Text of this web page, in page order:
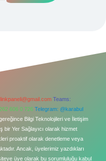
Teams:
606 0 726 Telegram: @karabul
Bilgi Teknolojileri ve İletişim
bir Yer Sağlayıcı olarak hizmet
proaktif olarak denetleme veya
Ancak, üyelerimiz yazdıkları
üye olarak bu sorumluluğu kabul